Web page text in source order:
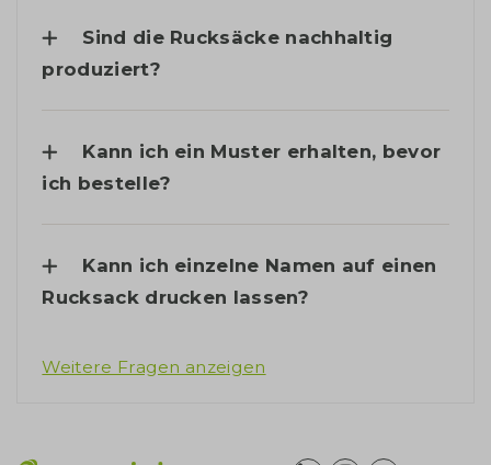
Sind die Rucksäcke nachhaltig
produziert?
Kann ich ein Muster erhalten, bevor
ich bestelle?
Kann ich einzelne Namen auf einen
Rucksack drucken lassen?
Weitere Fragen anzeigen